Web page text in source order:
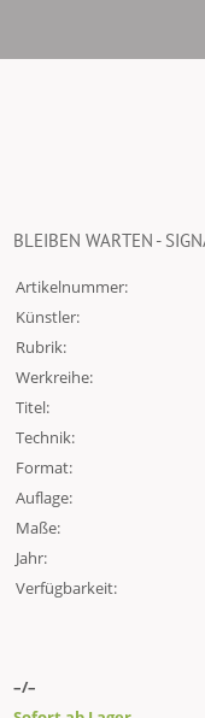
BLEIBEN WARTEN -
Artikelnummer:
Künstler:
Rubrik:
Werkreihe:
Titel:
Technik:
Format:
Auflage:
Maße:
Jahr:
Verfügbarkeit:
–/–